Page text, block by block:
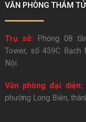
VĂN PHÒNG THÁM
Trụ sở:
Phòng 08
Tower, số 459C Bạch
Nội.
Văn phòng đại diện:
phường Long Biên,